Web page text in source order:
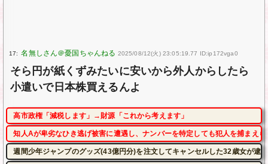
17: 2025/08/12(火) 23:05:19.77 ID:ip172vga0
そら円が紙くずみたいに安いから外人からしたら
小遣いで日本株買えるんよ
高市政権「減税します」→財源「これから考えます」
知人Aが卑劣なひき逃げ被害に遭遇し、ナンバーを特定しても犯人を捕まえ
週間少年ジャンプのグッズ(43億円分)を注文してキャンセルした32歳女が逮捕